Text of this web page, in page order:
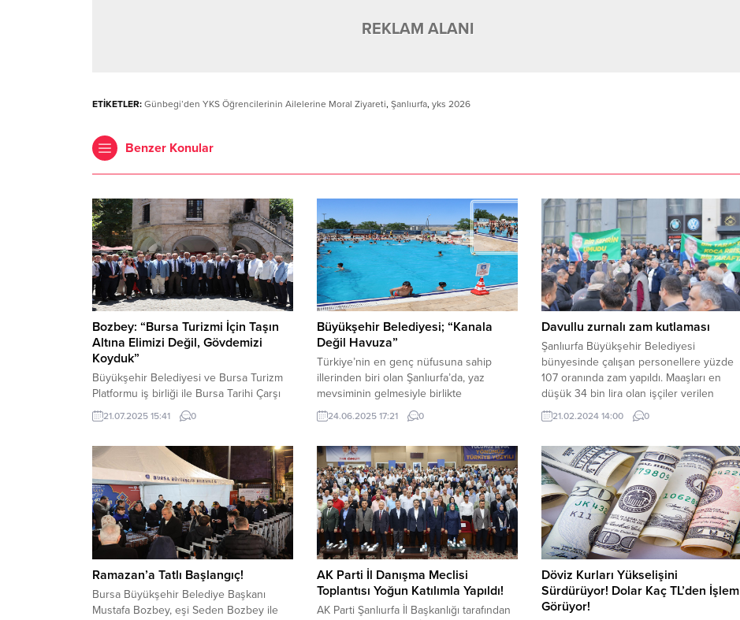
REKLAM ALANI
ETİKETLER: Günbegi’den YKS Öğrencilerinin Ailelerine Moral Ziyareti, Şanlıurfa, yks 2026
Benzer Konular
Bozbey: “Bursa Turizmi İçin Taşın
Altına Elimizi Değil, Gövdemizi
Koyduk”
Büyükşehir Belediyesi ve Bursa Turizm
Platformu iş birliği ile Bursa Tarihi Çarşı
ve Hanlar Birliği ev sahipliğinde
düzenlenen Bursa Turizm Platformu
Bursa’nın turizm potansiyelinin hak ettiği
noktaya taşınabilmesi için kent
yöneticileri ve diğer paydaşlara önemli
sorumluluklar düştüğünü ifade etti. Bursa
Büyükşehir Belediyesi ve Bursa Turizm
Platformu...
21.07.2025 15:41 0
Büyükşehir Belediyesi; “Kanala
Değil Havuza”
Türkiye’nin en genç nüfusuna sahip
illerinden biri olan Şanlıurfa’da, yaz
mevsiminin gelmesiyle birlikte
Büyükşehir Belediyesi tarafından
başlatılan yaz spor kursları kapsamında
başlandı. Şanlıurfa genelinde 3’ü kapalı,
8’i açık olmak üzere toplam 11 yüzme
havuzunda gerçekleştirilen kurslar,
çocukların yaz tatilini verimli ve sağlıklı bir
şekilde geçirmesi amacıyla...
24.06.2025 17:21 0
Davullu zurnalı zam kutlaması
Şanlıurfa Büyükşehir Belediyesi
bünyesinde çalışan personellere yüzde
107 oranında zam yapıldı. Maaşları en
düşük 34 bin lira olan işçiler verilen
zammı davul zurna eşliğinde halay
çekerek kutladı. Şanlıurfa Büyükşehir
Beyazgül, her zaman işçilerin yanında
olduklarını söyledi. Şanlıurfa Büyükşehir
Belediyesi bünyesinde çalışan
personellere maaş müjdesinin ardından
Başkan...
21.02.2024 14:00 0
Ramazan’a Tatlı Başlangıç!
Bursa Büyükşehir Belediye Başkanı
Mustafa Bozbey, eşi Seden Bozbey ile
AK Parti İl Danışma Meclisi
Toplantısı Yoğun Katılımla Yapıldı!
AK Parti Şanlıurfa İl Başkanlığı tarafından
Döviz Kurları Yükselişini
Sürdürüyor! Dolar Kaç TL’den İşlem
Görüyor!